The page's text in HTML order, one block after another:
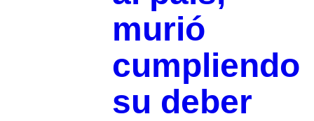
murió
cumpliendo
su deber